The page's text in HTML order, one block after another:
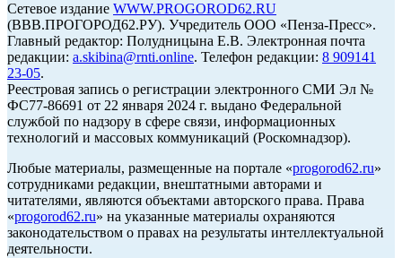
Сетевое издание WWW.PROGOROD62.RU
(ВВВ.ПРОГОРОД62.РУ). Учредитель ООО «Пенза-Пресс».
Главный редактор: Полудницына Е.В. Электронная почта
редакции: a.skibina@rnti.online. Телефон редакции: 8 909141
23-05.
Реестровая запись о регистрации электронного СМИ Эл №
ФС77-86691 от 22 января 2024 г. выдано Федеральной
службой по надзору в сфере связи, информационных
технологий и массовых коммуникаций (Роскомнадзор).
Любые материалы, размещенные на портале «progorod62.ru»
сотрудниками редакции, внештатными авторами и
читателями, являются объектами авторского права. Права
«progorod62.ru» на указанные материалы охраняются
законодательством о правах на результаты интеллектуальной
деятельности.